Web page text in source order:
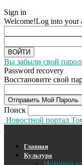
Sign in
Welcome!Log into your
Вы забыли свой
Password recovery
Восстановите свой
Поиск
Новостной портал
Главная
Культура